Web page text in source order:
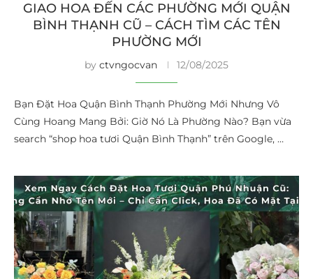
GIAO HOA ĐẾN CÁC PHƯỜNG MỚI QUẬN
BÌNH THẠNH CŨ – CÁCH TÌM CÁC TÊN
PHƯỜNG MỚI
by ctvngocvan 12/08/2025
Bạn Đặt Hoa Quận Bình Thạnh Phường Mới Nhưng Vô
Cùng Hoang Mang Bởi: Giờ Nó Là Phường Nào? Bạn vừa
search “shop hoa tươi Quận Bình Thạnh” trên Google, …